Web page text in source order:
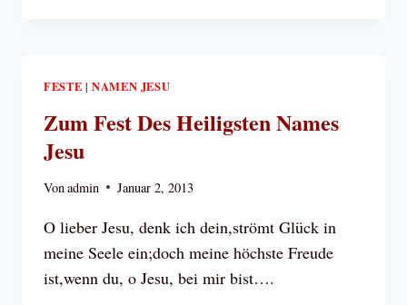
FESTE |NAMEN JESU
Zum Fest Des Heiligsten Names
Jesu
Vonadmin Januar 2, 2013
O lieber Jesu, denk ich dein,strömt Glück in
meine Seele ein;doch meine höchste Freude
ist,wenn du, o Jesu, bei mir bist….